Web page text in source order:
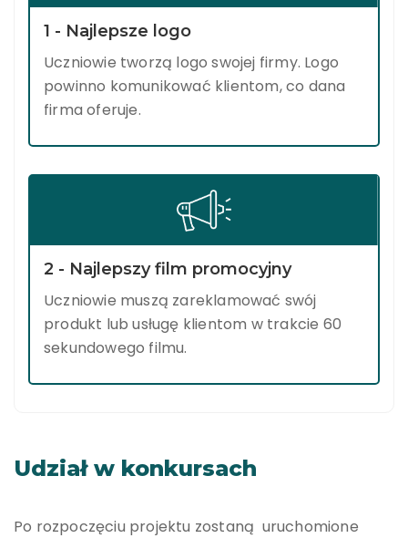
1 - Najlepsze logo
Uczniowie tworzą logo swojej firmy. Logo
powinno komunikować klientom, co dana
firma oferuje.
2 - Najlepszy film promocyjny
Uczniowie muszą zareklamować swój
produkt lub usługę klientom w trakcie 60
sekundowego filmu.
Udział w konkursach
Po rozpoczęciu projektu zostaną uruchomione